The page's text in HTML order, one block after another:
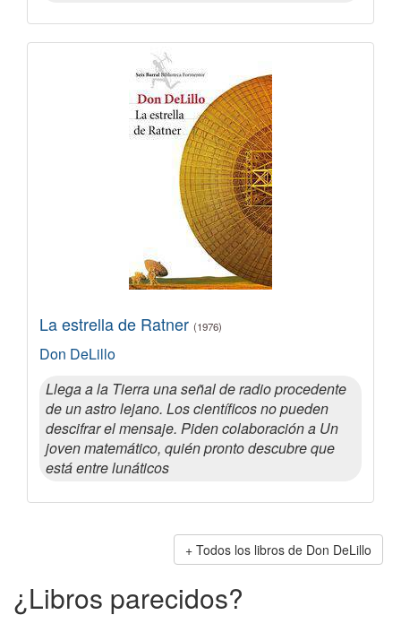
La estrella de Ratner (1976)
Don DeLillo
Llega a la Tierra una señal de radio procedente
de un astro lejano. Los científicos no pueden
descifrar el mensaje. Piden colaboración a Un
joven matemático, quién pronto descubre que
está entre lunáticos
Todos los libros de Don DeLillo
¿Libros parecidos?